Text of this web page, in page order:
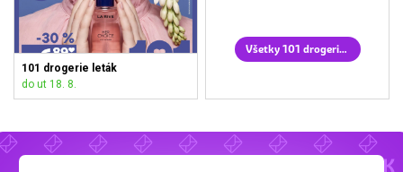
101 drogerie leták
do ut 18. 8.
Všetky 101 drogerie letáky